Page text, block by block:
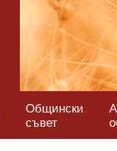
Общински
съвет